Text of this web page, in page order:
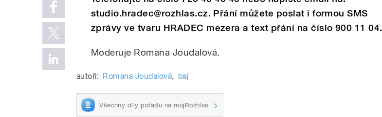
studio.hradec@rozhlas.cz. Přání můžete poslat i formou SMS
zprávy ve tvaru HRADEC mezera a text přání na číslo 900 11 04.
Moderuje Romana Joudalová.
autoři: Romana Joudalová, baj
Všechny díly pořadu na mujRozhlas